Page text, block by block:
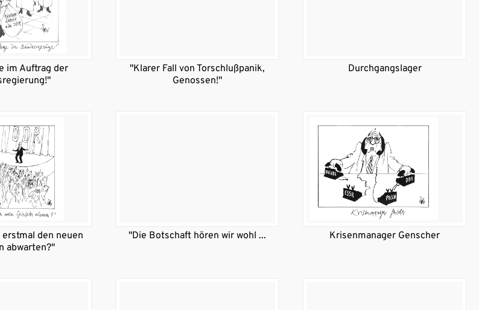
im Auftrag der
"Klarer Fall von Torschlußpanik,
Genossen!"
Durchgangslager
den neuen
abwarten?"
"Die Botschaft hören wir wohl ... Krisenmanager Genscher